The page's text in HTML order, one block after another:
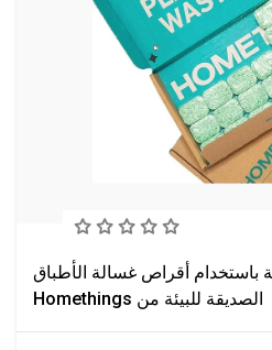
باستخدام أقراص غسالة الأطباق
الصديقة للبيئة من Homethings